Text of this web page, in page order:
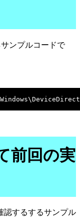
ンプルコードで
前回の実
認するするサンプル